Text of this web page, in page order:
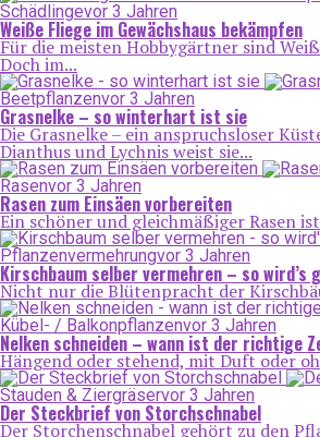
Schädlingevor 3 Jahren
Weiße Fliege im Gewächshaus bekämpfen
Für die meisten Hobbygärtner sind
Doch im...
Beetpflanzenvor 3 Jahren
Grasnelke – so winterhart ist sie
Die Grasnelke – ein anspruchsloser
Dianthus und Lychnis weist sie...
Rasenvor 3 Jahren
Rasen zum Einsäen vorbereiten
Ein schöner und gleichmäßiger Rasen
Pflanzenvermehrungvor 3 Jahren
Kirschbaum selber vermehren – so wird’s
Nicht nur die Blütenpracht der
Kübel- / Balkonpflanzenvor 3 Jahren
Nelken schneiden – wann ist der richtige
Hängend oder stehend, mit Duft oder
Stauden & Ziergräservor 3 Jahren
Der Steckbrief von Storchschnabel
Der Storchenschnabel gehört zu den